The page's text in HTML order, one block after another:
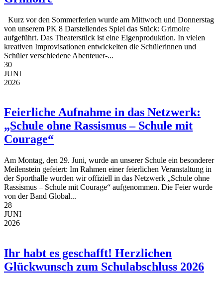
Kurz vor den Sommerferien wurde am Mittwoch und Donnerstag
von unserem PK 8 Darstellendes Spiel das Stück: Grimoire
aufgeführt. Das Theaterstück ist eine Eigenproduktion. In vielen
kreativen Improvisationen entwickelten die Schülerinnen und
Schüler verschiedene Abenteuer-...
30
JUNI
2026
Feierliche Aufnahme in das Netzwerk:
„Schule ohne Rassismus – Schule mit
Courage“
Am Montag, den 29. Juni, wurde an unserer Schule ein besonderer
Meilenstein gefeiert: Im Rahmen einer feierlichen Veranstaltung in
der Sporthalle wurden wir offiziell in das Netzwerk „Schule ohne
Rassismus – Schule mit Courage“ aufgenommen. Die Feier wurde
von der Band Global...
28
JUNI
2026
Ihr habt es geschafft! Herzlichen
Glückwunsch zum Schulabschluss 2026